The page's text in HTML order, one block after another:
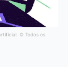
© Todos os